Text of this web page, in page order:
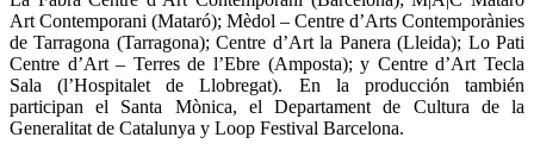
Art Contemporani (Mataró); Mèdol – Centre d’Arts Contemporànies
de Tarragona (Tarragona); Centre d’Art la Panera (Lleida); Lo Pati
Centre d’Art – Terres de l’Ebre (Amposta); y Centre d’Art Tecla
Sala (l’Hospitalet de Llobregat). En la producción también
participan el Santa Mònica, el Departament de Cultura de la
Generalitat de Catalunya y Loop Festival Barcelona.